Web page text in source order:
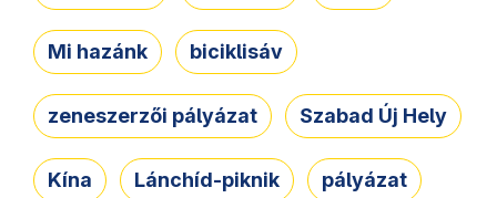
Mi hazánk biciklisáv
zeneszerzői pályázat Szabad Új Hely
Kína Lánchíd-piknik pályázat